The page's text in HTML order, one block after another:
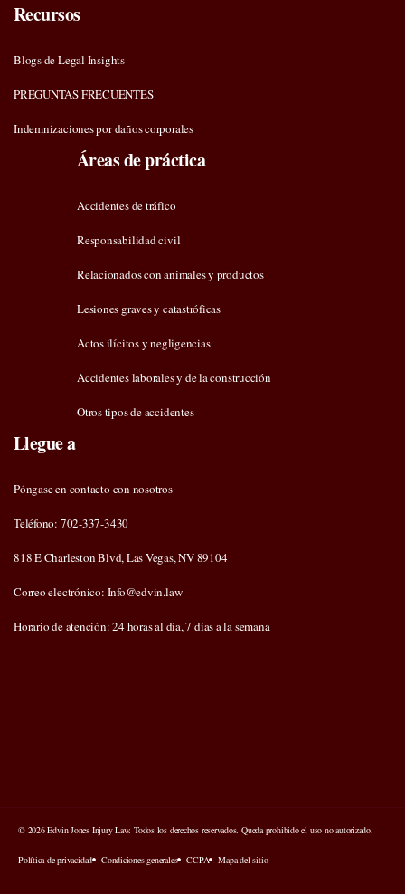
Recursos
Blogs de Legal Insights
PREGUNTAS FRECUENTES
Indemnizaciones por daños corporales
Áreas de práctica
Accidentes de tráfico
Responsabilidad civil
Relacionados con animales y productos
Lesiones graves y catastróficas
Actos ilícitos y negligencias
Accidentes laborales y de la construcción
Otros tipos de accidentes
Llegue a
Póngase en contacto con nosotros
Teléfono: 702-337-3430
818 E Charleston Blvd, Las Vegas, NV 89104
Correo electrónico: Info@edvin.law
Horario de atención: 24 horas al día, 7 días a la semana
© 2026 Edvin Jones Injury Law. Todos los derechos reservados. Queda prohibido el uso no autorizado.
Política de privacidad Condiciones generales CCPA Mapa del sitio